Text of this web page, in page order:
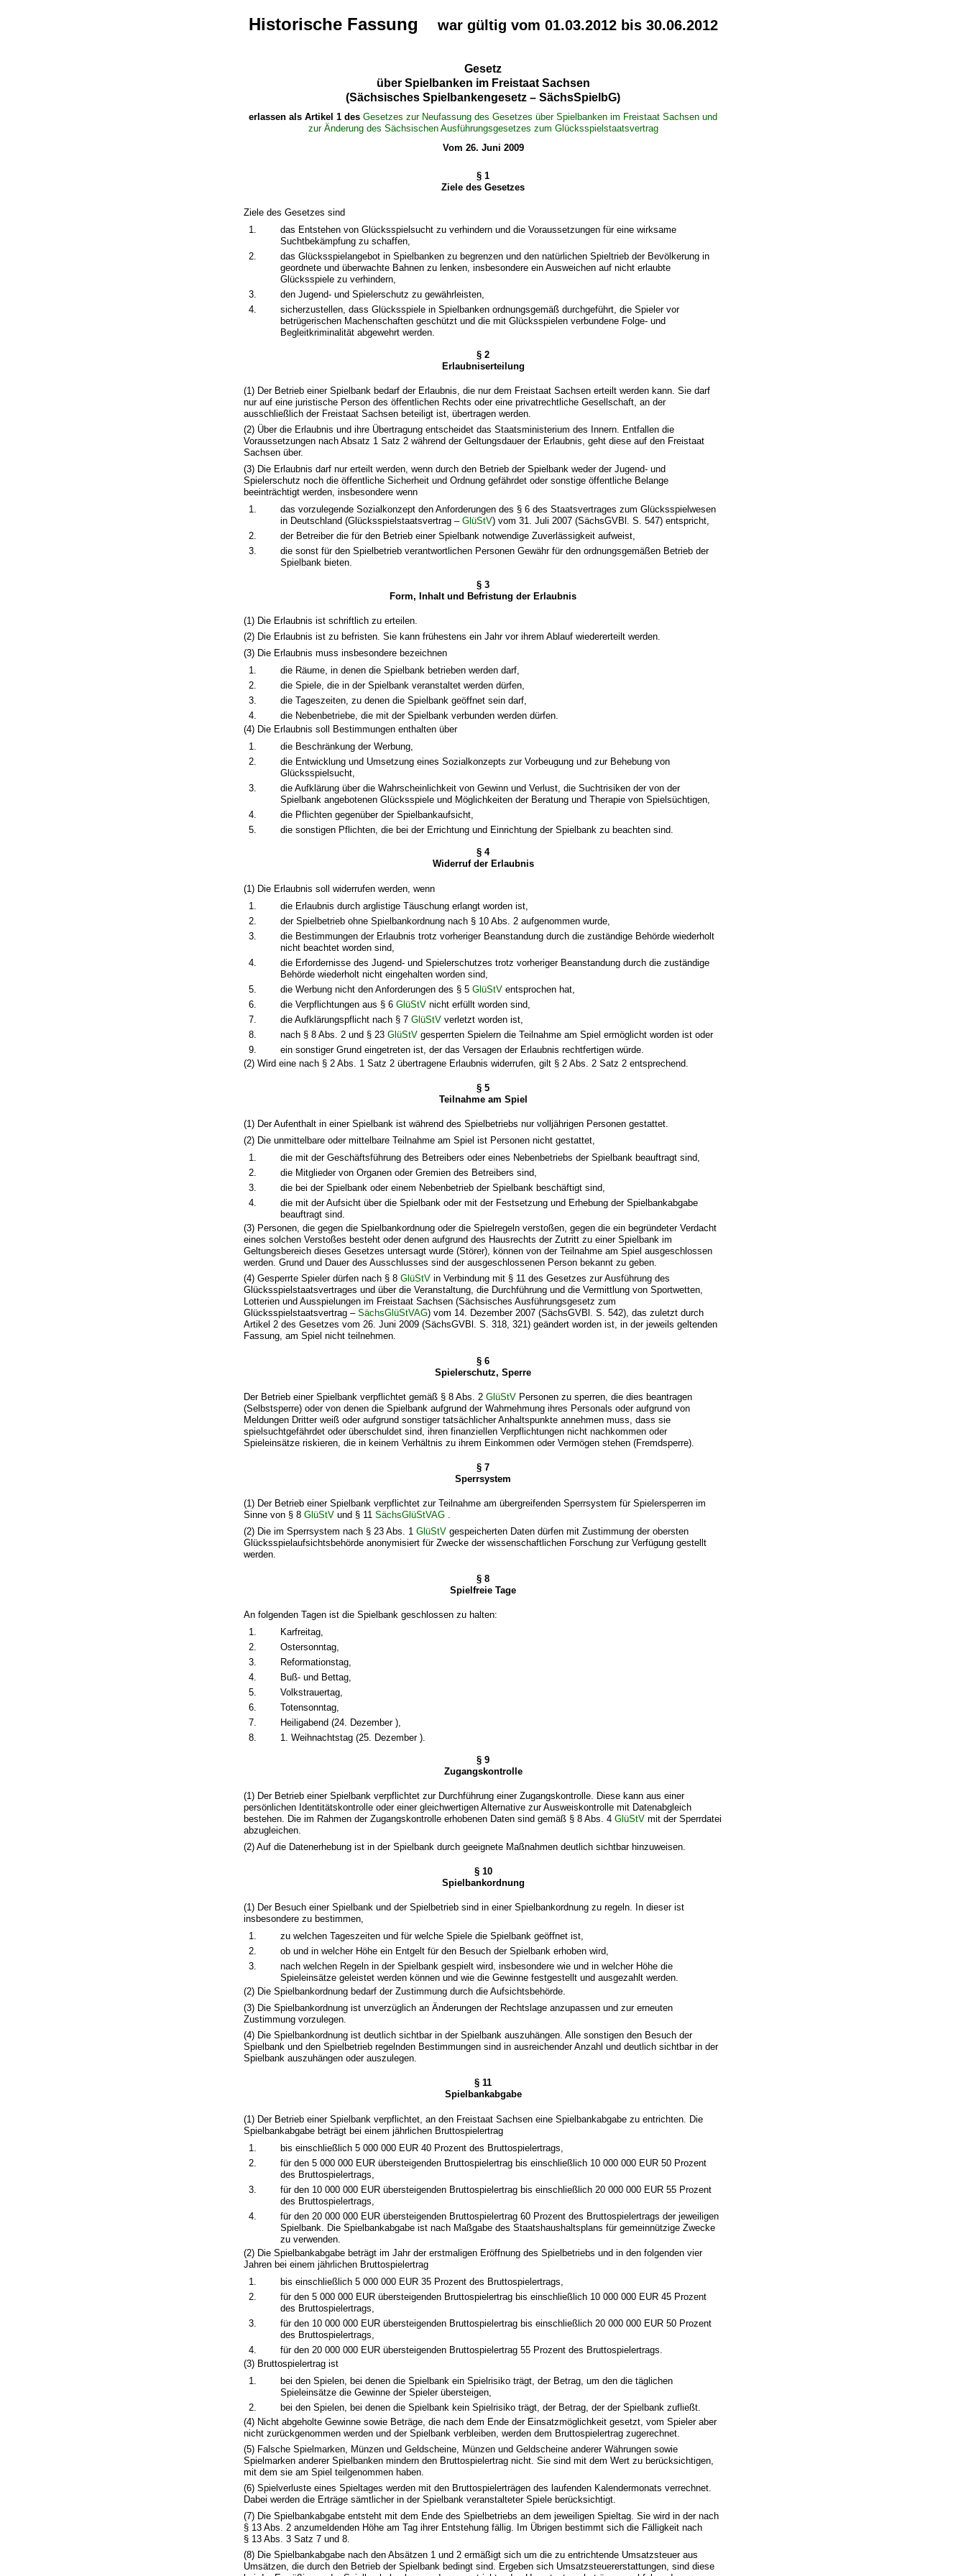
Historische Fassung war gültig vom 01.03.2012 bis 30.06.2012
Gesetz
über Spielbanken im Freistaat Sachsen
(Sächsisches Spielbankengesetz – SächsSpielbG)
erlassen als Artikel 1 des Gesetzes zur Neufassung des Gesetzes über Spielbanken im Freistaat Sachsen und
zur Änderung des Sächsischen Ausführungsgesetzes zum Glücksspielstaatsvertrag
Vom 26. Juni 2009
§ 1
Ziele des Gesetzes
Ziele des Gesetzes sind
1.
das Entstehen von Glücksspielsucht zu verhindern und die Voraussetzungen für eine wirksame
Suchtbekämpfung zu schaffen,
2.
das Glücksspielangebot in Spielbanken zu begrenzen und den natürlichen Spieltrieb der Bevölkerung in
geordnete und überwachte Bahnen zu lenken, insbesondere ein Ausweichen auf nicht erlaubte
Glücksspiele zu verhindern,
3.
den Jugend- und Spielerschutz zu gewährleisten,
4.
sicherzustellen, dass Glücksspiele in Spielbanken ordnungsgemäß durchgeführt, die Spieler vor
betrügerischen Machenschaften geschützt und die mit Glücksspielen verbundene Folge- und
Begleitkriminalität abgewehrt werden.
§ 2
Erlaubniserteilung
(1) Der Betrieb einer Spielbank bedarf der Erlaubnis, die nur dem Freistaat Sachsen erteilt werden kann. Sie darf
nur auf eine juristische Person des öffentlichen Rechts oder eine privatrechtliche Gesellschaft, an der
ausschließlich der Freistaat Sachsen beteiligt ist, übertragen werden.
(2) Über die Erlaubnis und ihre Übertragung entscheidet das Staatsministerium des Innern. Entfallen die
Voraussetzungen nach Absatz 1 Satz 2 während der Geltungsdauer der Erlaubnis, geht diese auf den Freistaat
Sachsen über.
(3) Die Erlaubnis darf nur erteilt werden, wenn durch den Betrieb der Spielbank weder der Jugend- und
Spielerschutz noch die öffentliche Sicherheit und Ordnung gefährdet oder sonstige öffentliche Belange
beeinträchtigt werden, insbesondere wenn
1.
das vorzulegende Sozialkonzept den Anforderungen des § 6 des Staatsvertrages zum Glücksspielwesen
in Deutschland (Glücksspielstaatsvertrag –GlüStV) vom 31. Juli 2007 (SächsGVBl. S. 547) entspricht,
2.
der Betreiber die für den Betrieb einer Spielbank notwendige Zuverlässigkeit aufweist,
3.
die sonst für den Spielbetrieb verantwortlichen Personen Gewähr für den ordnungsgemäßen Betrieb der
Spielbank bieten.
§ 3
Form, Inhalt und Befristung der Erlaubnis
(1) Die Erlaubnis ist schriftlich zu erteilen.
(2) Die Erlaubnis ist zu befristen. Sie kann frühestens ein Jahr vor ihrem Ablauf wiedererteilt werden.
(3) Die Erlaubnis muss insbesondere bezeichnen
1.
die Räume, in denen die Spielbank betrieben werden darf,
2.
die Spiele, die in der Spielbank veranstaltet werden dürfen,
3.
die Tageszeiten, zu denen die Spielbank geöffnet sein darf,
4.
die Nebenbetriebe, die mit der Spielbank verbunden werden dürfen.
(4) Die Erlaubnis soll Bestimmungen enthalten über
1.
die Beschränkung der Werbung,
2.
die Entwicklung und Umsetzung eines Sozialkonzepts zur Vorbeugung und zur Behebung von
Glücksspielsucht,
3.
die Aufklärung über die Wahrscheinlichkeit von Gewinn und Verlust, die Suchtrisiken der von der
Spielbank angebotenen Glücksspiele und Möglichkeiten der Beratung und Therapie von Spielsüchtigen,
4.
die Pflichten gegenüber der Spielbankaufsicht,
5.
die sonstigen Pflichten, die bei der Errichtung und Einrichtung der Spielbank zu beachten sind.
§ 4
Widerruf der Erlaubnis
(1) Die Erlaubnis soll widerrufen werden, wenn
1.
die Erlaubnis durch arglistige Täuschung erlangt worden ist,
2.
der Spielbetrieb ohne Spielbankordnung nach § 10 Abs. 2 aufgenommen wurde,
3.
die Bestimmungen der Erlaubnis trotz vorheriger Beanstandung durch die zuständige Behörde wiederholt
nicht beachtet worden sind,
4.
die Erfordernisse des Jugend- und Spielerschutzes trotz vorheriger Beanstandung durch die zuständige
Behörde wiederholt nicht eingehalten worden sind,
5.
die Werbung nicht den Anforderungen des § 5GlüStV entsprochen hat,
6.
die Verpflichtungen aus § 6GlüStV nicht erfüllt worden sind,
7.
die Aufklärungspflicht nach § 7GlüStV verletzt worden ist,
8.
nach § 8 Abs. 2 und § 23GlüStV gesperrten Spielern die Teilnahme am Spiel ermöglicht worden ist oder
9.
ein sonstiger Grund eingetreten ist, der das Versagen der Erlaubnis rechtfertigen würde.
(2) Wird eine nach § 2 Abs. 1 Satz 2 übertragene Erlaubnis widerrufen, gilt § 2 Abs. 2 Satz 2 entsprechend.
§ 5
Teilnahme am Spiel
(1) Der Aufenthalt in einer Spielbank ist während des Spielbetriebs nur volljährigen Personen gestattet.
(2) Die unmittelbare oder mittelbare Teilnahme am Spiel ist Personen nicht gestattet,
1.
die mit der Geschäftsführung des Betreibers oder eines Nebenbetriebs der Spielbank beauftragt sind,
2.
die Mitglieder von Organen oder Gremien des Betreibers sind,
3.
die bei der Spielbank oder einem Nebenbetrieb der Spielbank beschäftigt sind,
4.
die mit der Aufsicht über die Spielbank oder mit der Festsetzung und Erhebung der Spielbankabgabe
beauftragt sind.
(3) Personen, die gegen die Spielbankordnung oder die Spielregeln verstoßen, gegen die ein begründeter Verdacht
eines solchen Verstoßes besteht oder denen aufgrund des Hausrechts der Zutritt zu einer Spielbank im
Geltungsbereich dieses Gesetzes untersagt wurde (Störer), können von der Teilnahme am Spiel ausgeschlossen
werden. Grund und Dauer des Ausschlusses sind der ausgeschlossenen Person bekannt zu geben.
(4) Gesperrte Spieler dürfen nach § 8GlüStV in Verbindung mit § 11 des Gesetzes zur Ausführung des
Glücksspielstaatsvertrages und über die Veranstaltung, die Durchführung und die Vermittlung von Sportwetten,
Lotterien und Ausspielungen im Freistaat Sachsen (Sächsisches Ausführungsgesetz zum
Glücksspielstaatsvertrag –SächsGlüStVAG) vom 14. Dezember 2007 (SächsGVBl. S. 542), das zuletzt durch
Artikel 2 des Gesetzes vom 26. Juni 2009 (SächsGVBl. S. 318, 321) geändert worden ist, in der jeweils geltenden
Fassung, am Spiel nicht teilnehmen.
§ 6
Spielerschutz, Sperre
Der Betrieb einer Spielbank verpflichtet gemäß § 8 Abs. 2GlüStV Personen zu sperren, die dies beantragen
(Selbstsperre) oder von denen die Spielbank aufgrund der Wahrnehmung ihres Personals oder aufgrund von
Meldungen Dritter weiß oder aufgrund sonstiger tatsächlicher Anhaltspunkte annehmen muss, dass sie
spielsuchtgefährdet oder überschuldet sind, ihren finanziellen Verpflichtungen nicht nachkommen oder
Spieleinsätze riskieren, die in keinem Verhältnis zu ihrem Einkommen oder Vermögen stehen (Fremdsperre).
§ 7
Sperrsystem
(1) Der Betrieb einer Spielbank verpflichtet zur Teilnahme am übergreifenden Sperrsystem für Spielersperren im
Sinne von § 8GlüStV und § 11SächsGlüStVAG .
(2) Die im Sperrsystem nach § 23 Abs. 1GlüStV gespeicherten Daten dürfen mit Zustimmung der obersten
Glücksspielaufsichtsbehörde anonymisiert für Zwecke der wissenschaftlichen Forschung zur Verfügung gestellt
werden.
§ 8
Spielfreie Tage
An folgenden Tagen ist die Spielbank geschlossen zu halten:
1.
Karfreitag,
2.
Ostersonntag,
3.
Reformationstag,
4.
Buß- und Bettag,
5.
Volkstrauertag,
6.
Totensonntag,
7.
Heiligabend (24. Dezember ),
8.
1. Weihnachtstag (25. Dezember ).
§ 9
Zugangskontrolle
(1) Der Betrieb einer Spielbank verpflichtet zur Durchführung einer Zugangskontrolle. Diese kann aus einer
persönlichen Identitätskontrolle oder einer gleichwertigen Alternative zur Ausweiskontrolle mit Datenabgleich
bestehen. Die im Rahmen der Zugangskontrolle erhobenen Daten sind gemäß § 8 Abs. 4GlüStV mit der Sperrdatei
abzugleichen.
(2) Auf die Datenerhebung ist in der Spielbank durch geeignete Maßnahmen deutlich sichtbar hinzuweisen.
§ 10
Spielbankordnung
(1) Der Besuch einer Spielbank und der Spielbetrieb sind in einer Spielbankordnung zu regeln. In dieser ist
insbesondere zu bestimmen,
1.
zu welchen Tageszeiten und für welche Spiele die Spielbank geöffnet ist,
2.
ob und in welcher Höhe ein Entgelt für den Besuch der Spielbank erhoben wird,
3.
nach welchen Regeln in der Spielbank gespielt wird, insbesondere wie und in welcher Höhe die
Spieleinsätze geleistet werden können und wie die Gewinne festgestellt und ausgezahlt werden.
(2) Die Spielbankordnung bedarf der Zustimmung durch die Aufsichtsbehörde.
(3) Die Spielbankordnung ist unverzüglich an Änderungen der Rechtslage anzupassen und zur erneuten
Zustimmung vorzulegen.
(4) Die Spielbankordnung ist deutlich sichtbar in der Spielbank auszuhängen. Alle sonstigen den Besuch der
Spielbank und den Spielbetrieb regelnden Bestimmungen sind in ausreichender Anzahl und deutlich sichtbar in der
Spielbank auszuhängen oder auszulegen.
§ 11
Spielbankabgabe
(1) Der Betrieb einer Spielbank verpflichtet, an den Freistaat Sachsen eine Spielbankabgabe zu entrichten. Die
Spielbankabgabe beträgt bei einem jährlichen Bruttospielertrag
1.
bis einschließlich 5 000 000 EUR 40 Prozent des Bruttospielertrags,
2.
für den 5 000 000 EUR übersteigenden Bruttospielertrag bis einschließlich 10 000 000 EUR 50 Prozent
des Bruttospielertrags,
3.
für den 10 000 000 EUR übersteigenden Bruttospielertrag bis einschließlich 20 000 000 EUR 55 Prozent
des Bruttospielertrags,
4.
für den 20 000 000 EUR übersteigenden Bruttospielertrag 60 Prozent des Bruttospielertrags der jeweiligen
Spielbank. Die Spielbankabgabe ist nach Maßgabe des Staatshaushaltsplans für gemeinnützige Zwecke
zu verwenden.
(2) Die Spielbankabgabe beträgt im Jahr der erstmaligen Eröffnung des Spielbetriebs und in den folgenden vier
Jahren bei einem jährlichen Bruttospielertrag
1.
bis einschließlich 5 000 000 EUR 35 Prozent des Bruttospielertrags,
2.
für den 5 000 000 EUR übersteigenden Bruttospielertrag bis einschließlich 10 000 000 EUR 45 Prozent
des Bruttospielertrags,
3.
für den 10 000 000 EUR übersteigenden Bruttospielertrag bis einschließlich 20 000 000 EUR 50 Prozent
des Bruttospielertrags,
4.
für den 20 000 000 EUR übersteigenden Bruttospielertrag 55 Prozent des Bruttospielertrags.
(3) Bruttospielertrag ist
1.
bei den Spielen, bei denen die Spielbank ein Spielrisiko trägt, der Betrag, um den die täglichen
Spieleinsätze die Gewinne der Spieler übersteigen,
2.
bei den Spielen, bei denen die Spielbank kein Spielrisiko trägt, der Betrag, der der Spielbank zufließt.
(4) Nicht abgeholte Gewinne sowie Beträge, die nach dem Ende der Einsatzmöglichkeit gesetzt, vom Spieler aber
nicht zurückgenommen werden und der Spielbank verbleiben, werden dem Bruttospielertrag zugerechnet.
(5) Falsche Spielmarken, Münzen und Geldscheine, Münzen und Geldscheine anderer Währungen sowie
Spielmarken anderer Spielbanken mindern den Bruttospielertrag nicht. Sie sind mit dem Wert zu berücksichtigen,
mit dem sie am Spiel teilgenommen haben.
(6) Spielverluste eines Spieltages werden mit den Bruttospielerträgen des laufenden Kalendermonats verrechnet.
Dabei werden die Erträge sämtlicher in der Spielbank veranstalteter Spiele berücksichtigt.
(7) Die Spielbankabgabe entsteht mit dem Ende des Spielbetriebs an dem jeweiligen Spieltag. Sie wird in der nach
§ 13 Abs. 2 anzumeldenden Höhe am Tag ihrer Entstehung fällig. Im Übrigen bestimmt sich die Fälligkeit nach
§ 13 Abs. 3 Satz 7 und 8.
(8) Die Spielbankabgabe nach den Absätzen 1 und 2 ermäßigt sich um die zu entrichtende Umsatzsteuer aus
Umsätzen, die durch den Betrieb der Spielbank bedingt sind. Ergeben sich Umsatzsteuererstattungen, sind diese